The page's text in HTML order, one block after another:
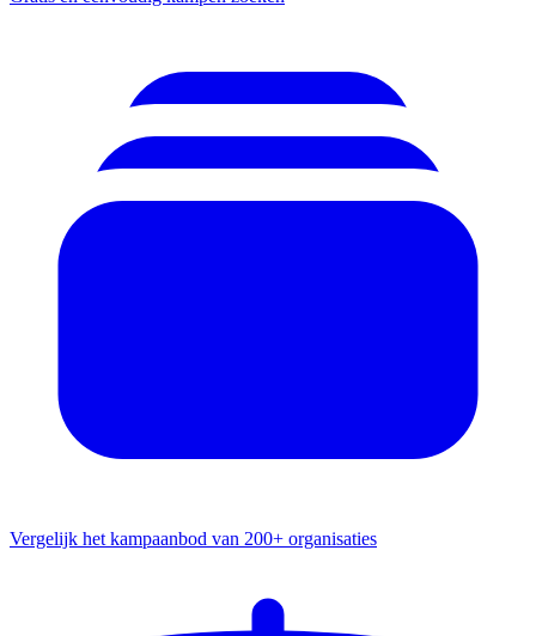
Vergelijk het kampaanbod van 200+ organisaties